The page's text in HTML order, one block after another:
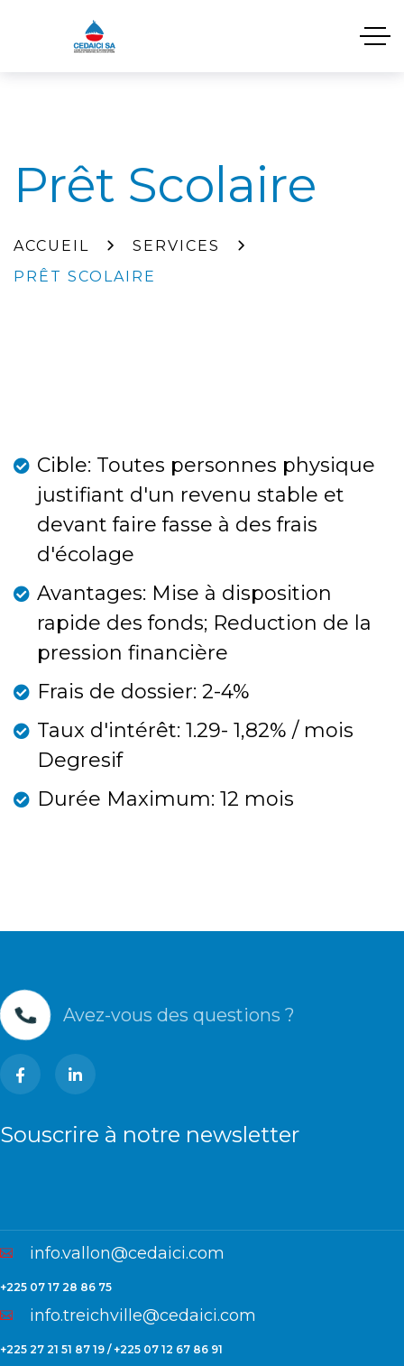
Prêt Scolaire
ACCUEIL
SERVICES
PRÊT SCOLAIRE
Cible: Toutes personnes physique
justifiant d'un revenu stable et
devant faire fasse à des frais
d'écolage
Avantages: Mise à disposition
rapide des fonds; Reduction de la
pression financière
Frais de dossier: 2-4%
Taux d'intérêt: 1.29- 1,82% / mois
Degresif
Durée Maximum: 12 mois
Avez-vous des questions ?
Souscrire à notre newsletter
info.vallon@cedaici.com
+225 07 17 28 86 75
info.treichville@cedaici.com
+225 27 21 51 87 19 / +225 07 12 67 86 91